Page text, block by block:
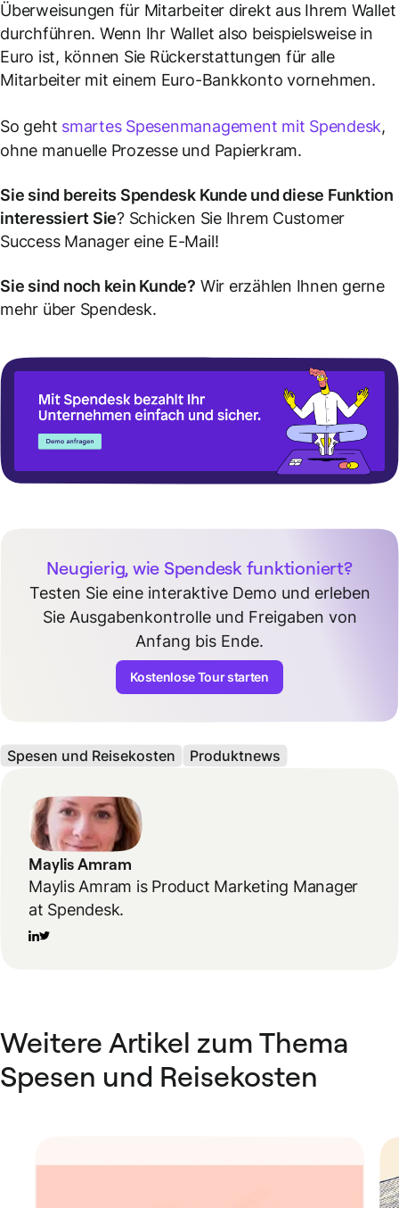
Überweisungen für Mitarbeiter direkt aus Ihrem Wallet
durchführen. Wenn Ihr Wallet also beispielsweise in
Euro ist, können Sie Rückerstattungen für alle
Mitarbeiter mit einem Euro-Bankkonto vornehmen.
So geht smartes Spesenmanagement mit Spendesk,
ohne manuelle Prozesse und Papierkram.
Sie sind bereits Spendesk Kunde und diese Funktion
interessiert Sie? Schicken Sie Ihrem Customer
Success Manager eine E-Mail!
Sie sind noch kein Kunde? Wir erzählen Ihnen gerne
mehr über Spendesk.
Neugierig, wie Spendesk funktioniert?
Testen Sie eine interaktive Demo und erleben
Sie Ausgabenkontrolle und Freigaben von
Anfang bis Ende.
Kostenlose Tour starten
Spesen und Reisekosten Produktnews
Maylis Amram
Maylis Amram is Product Marketing Manager
at Spendesk.
Weitere Artikel zum Thema
Spesen und Reisekosten